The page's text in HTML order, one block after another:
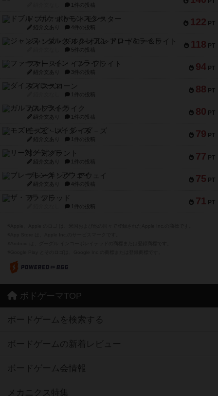
1件の投稿
122 PT
ドブル：ポケットモンスター
紹介文あり 4件の投稿
118 PT
ジャンヌ・ダルク-オルレアン ドロー＆ライト
5件の投稿
94 PT
ファースト・イン・フライト
紹介文あり 3件の投稿
88 PT
ダイススローン
1件の投稿
80 PT
ガルフストライク
紹介文あり 1件の投稿
79 PT
モズビ－ズ・レイダ－ズ
紹介文あり 1件の投稿
77 PT
リー対グラント
紹介文あり 1件の投稿
75 PT
ブレーキング・アウェイ
紹介文あり 4件の投稿
71 PT
ザ・フラッド
1件の投稿
ボドゲーマTOP
ボードゲームを検索する
ボードゲームの新着レビュー
ボードゲーム会情報
メカニクス特集